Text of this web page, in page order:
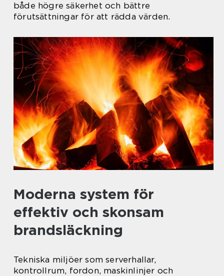
både högre säkerhet och bättre
förutsättningar för att rädda värden.
Moderna system för
effektiv och skonsam
brandsläckning
Tekniska miljöer som serverhallar,
kontrollrum, fordon, maskinlinjer och